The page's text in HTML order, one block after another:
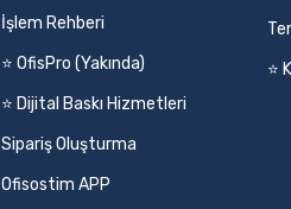
İşlem Rehberi
⭐ OfisPro (Yakında)
⭐ Dijital Baskı Hizmetleri
Sipariş Oluşturma
Ofisostim APP
⭐